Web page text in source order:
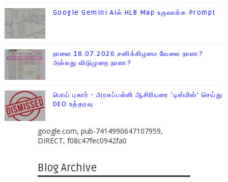
Google Gemini AIல் HLB Map உருவாக்க Prompt
நாளை 18.07.2026 சனிக்கிழமை வேலை நாளா?
அல்லது விடுமுறை நாளா?
பொய் புகார் - அரசுப்பள்ளி ஆசிரியரை 'டிஸ்மிஸ்' செய்து
DEO உத்தரவு
google.com, pub-7414990647107959,
DIRECT, f08c47fec0942fa0
Blog Archive